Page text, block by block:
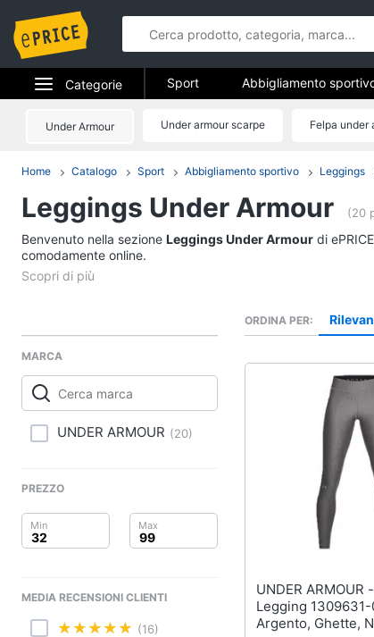
Categorie
Elettrodomestici
Telefonia
Tv e Home Cinema
Smart home
Clima
Arredo
Salute e igiene
Giocattoli
Sport
Abbigliamento
T-shirt
Vedi tutti
Fitness e
Tapis roulant
Cronometro
Tapis roulant
Magnesio
Sport Abbigliamento
Under Armour Under armour scarpe Felpa under
Home Catalogo Sport Abbigliamento sportivo Leggings
Leggings Under Armour (20
Benvenuto nella sezione Leggings Under Armour di
comodamente online.
MARCA
UNDER ARMOUR (20)
PREZZO
MEDIA RECENSIONI CLIENTI
(16)
ORDINA PER
UNDER ARMOUR - Hg Armour
Legging 1309631-
Argento, Ghette,